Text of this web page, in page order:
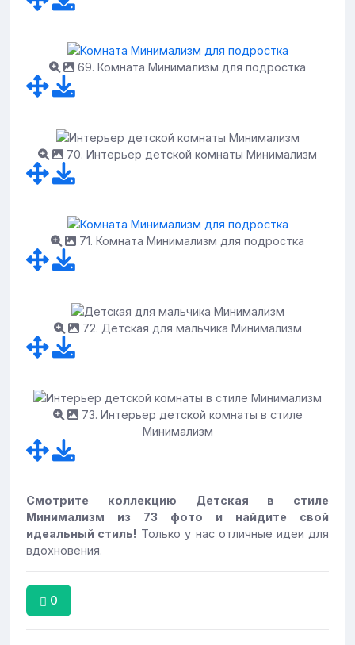
69. Комната Минимализм для подростка
70. Интерьер детской комнаты Минимализм
71. Комната Минимализм для подростка
72. Детская для мальчика Минимализм
73. Интерьер детской комнаты в стиле
Минимализм
Смотрите коллекцию Детская в стиле
Минимализм из 73 фото и найдите свой
идеальный стиль! Только у нас отличные идеи для
вдохновения.
0